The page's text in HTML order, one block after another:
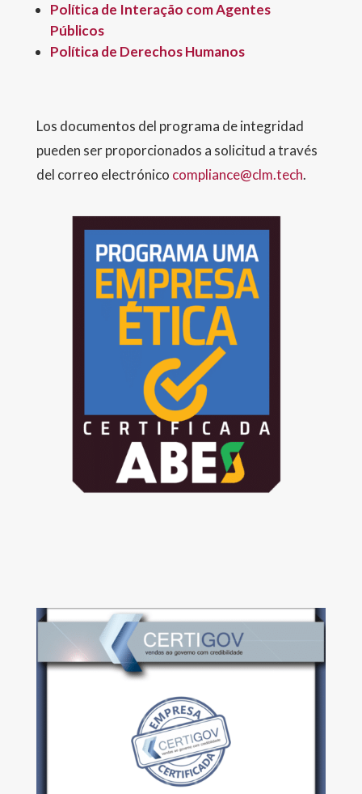
Política de Interação com Agentes
Públicos
Política de Derechos Humanos
Los documentos del programa de integridad
pueden ser proporcionados a solicitud a través
del correo electrónico compliance@clm.tech.